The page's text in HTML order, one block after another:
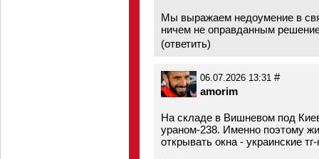
Мы выражаем недоумение в
ничем не оправданным
(ответить)
06.07.2026 13:31 #
amorim
На складе в Вишневом под
ураном-238. Именно поэтому
открывать окна - украинские